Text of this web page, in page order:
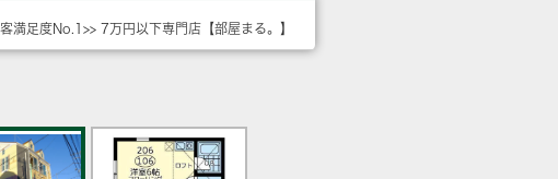
満足度No.1>> 7万円以下専門店【部屋まる。】